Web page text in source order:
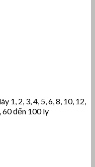
1, 2, 3, 4, 5, 6, 8, 10, 12,
60 đến 100 ly